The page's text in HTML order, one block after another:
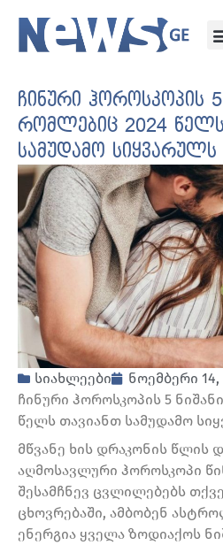
ჩინური ჰოროსკოპის 5
რომლებიც 2024
სამუდამო სიყვარულს
სიახლეები
ნოემბერი 14,
ჩინური ჰოროსკოპის 5
წელს თავიანთ სამუდამო
მწვანე ხის დრაკონის წლის
აღმოსავლური ჰოროსკოპი
შესამჩნევ ცვლილებებს
ცხოვრებაში, ამბობენ
ენერგია ყველა ზოდიაქოს